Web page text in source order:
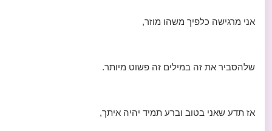
אני מרגישה כלפיך משהו מוזר,
שלהסביר את זה במילים זה פשוט מיותר.
אז תדע שאני בטוב וברע תמיד יהיה איתך,